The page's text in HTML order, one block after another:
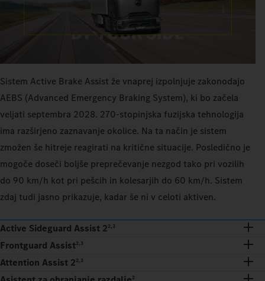
Sistem Active Brake Assist že vnaprej izpolnjuje zakonodajo
AEBS (Advanced Emergency Braking System), ki bo začela
veljati septembra 2028. 270-stopinjska fuzijska tehnologija
ima razširjeno zaznavanje okolice. Na ta način je sistem
zmožen še hitreje reagirati na kritične situacije. Posledično je
mogoče doseči boljše preprečevanje nezgod tako pri vozilih
do 90 km/h kot pri pešcih in kolesarjih do 60 km/h. Sistem
zdaj tudi jasno prikazuje, kadar še ni v celoti aktiven.
Active Sideguard Assist 22,3
Frontguard Assist2,3
Attention Assist 22,3
2